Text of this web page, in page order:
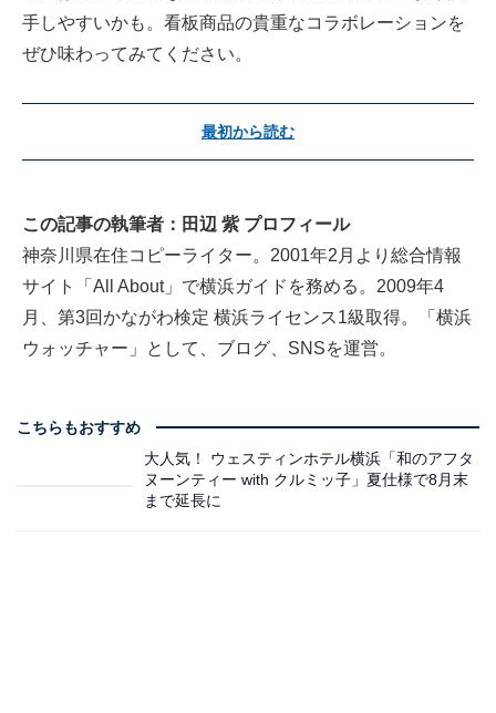
手しやすいかも。看板商品の貴重なコラボレーションを
ぜひ味わってみてください。
最初から読む
この記事の執筆者：田辺 紫 プロフィール
神奈川県在住コピーライター。2001年2月より総合情報
サイト「All About」で横浜ガイドを務める。2009年4
月、第3回かながわ検定 横浜ライセンス1級取得。「横浜
ウォッチャー」として、ブログ、SNSを運営。
こちらもおすすめ
大人気！ ウェスティンホテル横浜「和のアフタ
ヌーンティー with クルミッ子」夏仕様で8月末
まで延長に